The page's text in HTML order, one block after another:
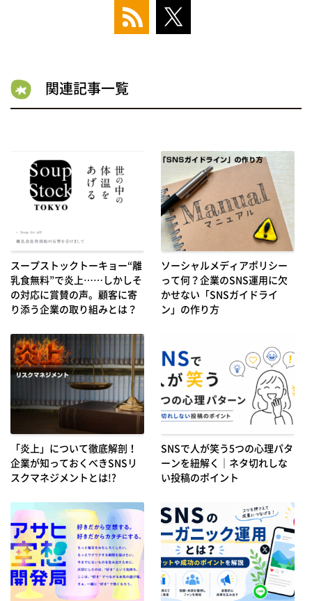
関連記事一覧
スープストックトーキョー“離
乳食無料”で炎上……しかしそ
の対応に賞賛の声。顧客に寄
り添う企業の取り組みとは？
ソーシャルメディアポリシー
って何？企業のSNS運用に欠
かせない「SNSガイドライ
ン」の作り方
「炎上」について徹底解剖！
企業が知っておくべきSNSリ
スクマネジメントとは!?
SNSで人が笑う5つの心理パタ
ーンを紐解く｜ネタ切れしな
い投稿のポイント